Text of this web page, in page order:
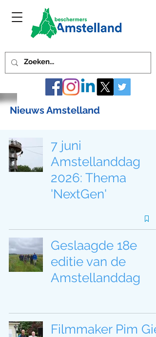
Nieuws Amstelland
7 juni
Amstellanddag
2026: Thema
'NextGen'
Geslaagde 18e
editie van de
Amstellanddag
Filmmaker Pim Giel